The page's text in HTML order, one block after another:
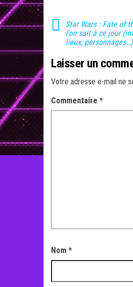
Star Wars : Fate of
l’on sait à ce jour
lieux, personnages…)
Laisser un
Votre adresse e-mail ne
Commentaire *
Nom *